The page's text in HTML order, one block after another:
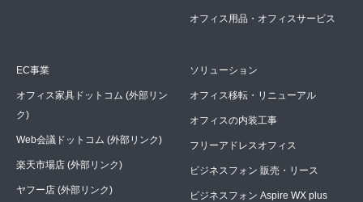
オフィス用品・オフィスサービス
EC事業
オフィス家具ドットコム (外部リン
ク)
Web会議ドットコム (外部リンク)
楽天市場店 (外部リンク)
ヤフー店 (外部リンク)
ソリューション
オフィス移転・リニューアル
オフィスの内装工事
フリーアドレスオフィス
ビジネスフォン 販売・リース
ビジネスフォン Aspire WX plus